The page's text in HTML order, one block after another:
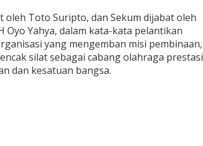
Toto Suripto, dan Sekum dijabat oleh
Oyo Yahya, dalam kata-kata pelantikan
yang mengemban misi pembinaan,
silat sebagai cabang olahraga prestasi
dan kesatuan bangsa.